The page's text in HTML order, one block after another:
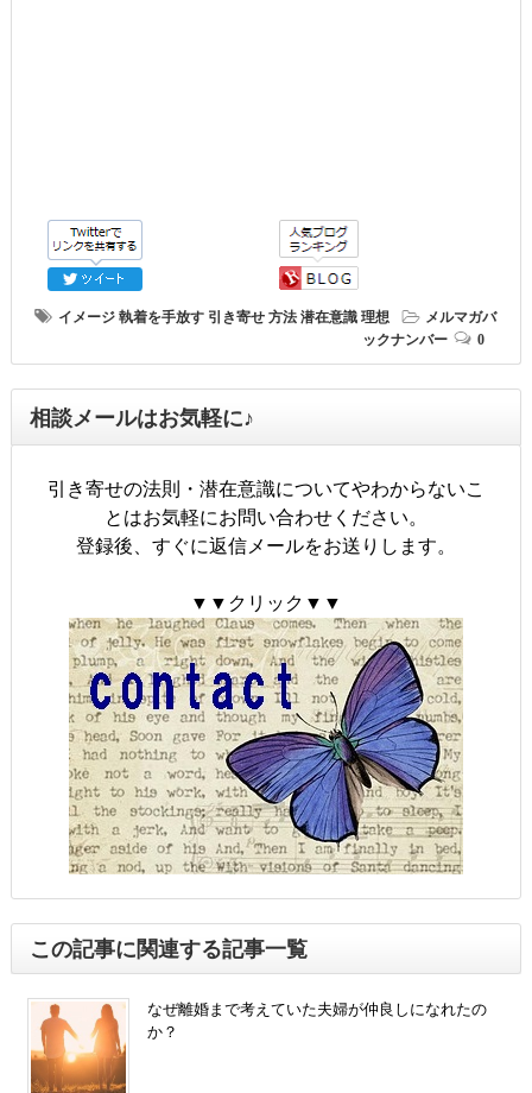
イメージ 執着を手放す 引き寄せ 方法 潜在意識 理想
メルマガバ
ックナンバー
0
相談メールはお気軽に♪
引き寄せの法則・潜在意識についてやわからないこ
とはお気軽にお問い合わせください。
登録後、すぐに返信メールをお送りします。
▼▼クリック▼▼
この記事に関連する記事一覧
なぜ離婚まで考えていた夫婦が仲良しになれたの
か？